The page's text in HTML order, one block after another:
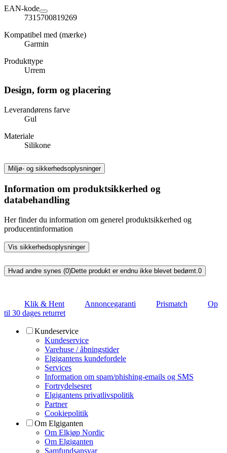
EAN-kode
7315700819269
Kompatibel med (mærke)
Garmin
Produkttype
Urrem
Design, form og placering
Leverandørens farve
Gul
Materiale
Silikone
Miljø- og sikkerhedsoplysninger
Information om produktsikkerhed og
databehandling
Her finder du information om generel produktsikkerhed og
producentinformation
Vis sikkerhedsoplysninger
Hvad andre synes (0)Dette produkt er endnu ikke blevet bedømt.0
Klik & Hent Annoncegaranti Prismatch
Op
til 30 dages returret
Kundeservice
Kundeservice
Varehuse / åbningstider
Elgigantens kundefordele
Services
Information om spam/phishing-emails og SMS
Fortrydelsesret
Elgigantens privatlivspolitik
Partner
Cookiepolitik
Om Elgiganten
Om Elkjøp Nordic
Om Elgiganten
Samfundsansvar